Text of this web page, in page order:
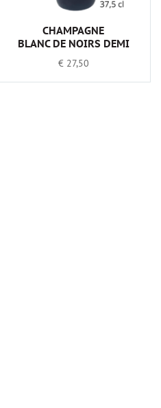
CHAMPAGNE
BLANC DE NOIRS DEMI
€27,50